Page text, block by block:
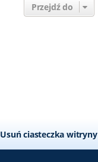
Przejdź do
Usuń ciasteczka witryny